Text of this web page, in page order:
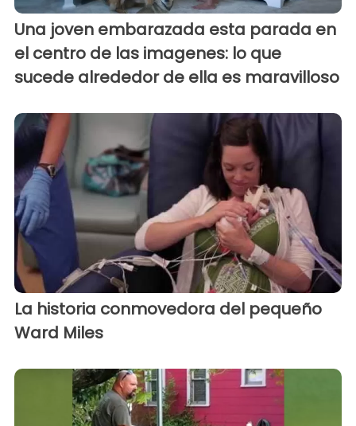
Una joven embarazada esta parada en
el centro de las imagenes: lo que
sucede alrededor de ella es maravilloso
La historia conmovedora del pequeño
Ward Miles